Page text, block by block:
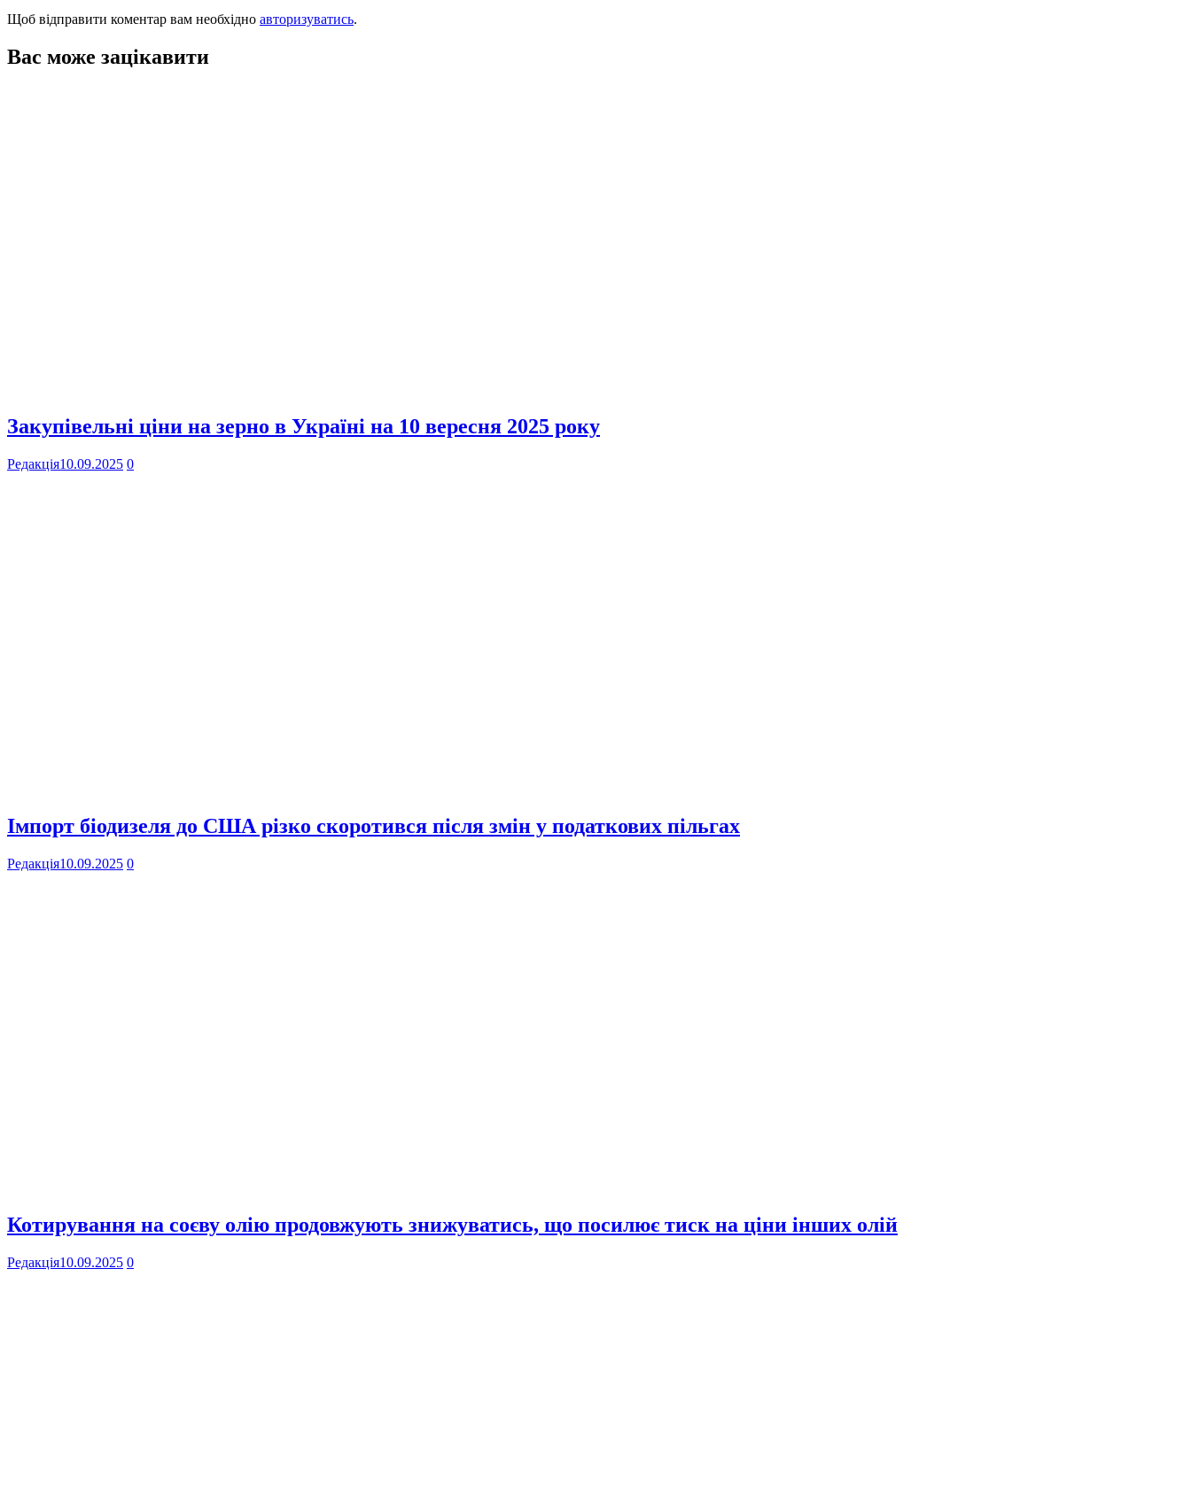
Щоб відправити коментар вам необхідно авторизуватись.
Вас може зацікавити
Закупівельні ціни на зерно в Україні на 10 вересня 2025 року
Редакція10.09.2025 0
Імпорт біодизеля до США різко скоротився після змін у податкових пільгах
Редакція10.09.2025 0
Котирування на соєву олію продовжують знижуватись, що посилює тиск на ціни інших олій
Редакція10.09.2025 0